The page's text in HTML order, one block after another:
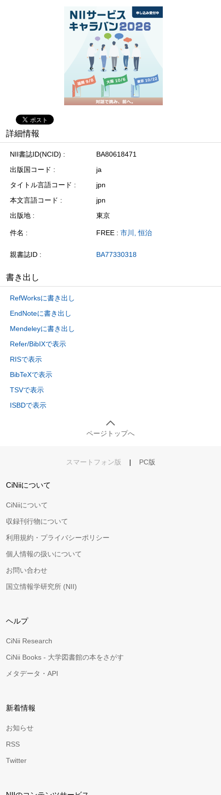
詳細情報
NII書誌ID(NCID)
BA80618471
出版国コード
ja
タイトル言語コード
jpn
本文言語コード
jpn
出版地
東京
件名 FREE : 市川, 恒治
親書誌ID BA77330318
書き出し
RefWorksに書き出し
EndNoteに書き出し
Mendeleyに書き出し
Refer/BibIXで表示
RISで表示
BibTeXで表示
TSVで表示
ISBDで表示
ページトップへ
スマートフォン版 | PC版
CiNiiについて
CiNiiについて
収録刊行物について
利用規約・プライバシーポリシー
個人情報の扱いについて
お問い合わせ
国立情報学研究所 (NII)
ヘルプ
CiNii Research
CiNii Books - 大学図書館の本をさがす
メタデータ・API
新着情報
お知らせ
RSS
Twitter